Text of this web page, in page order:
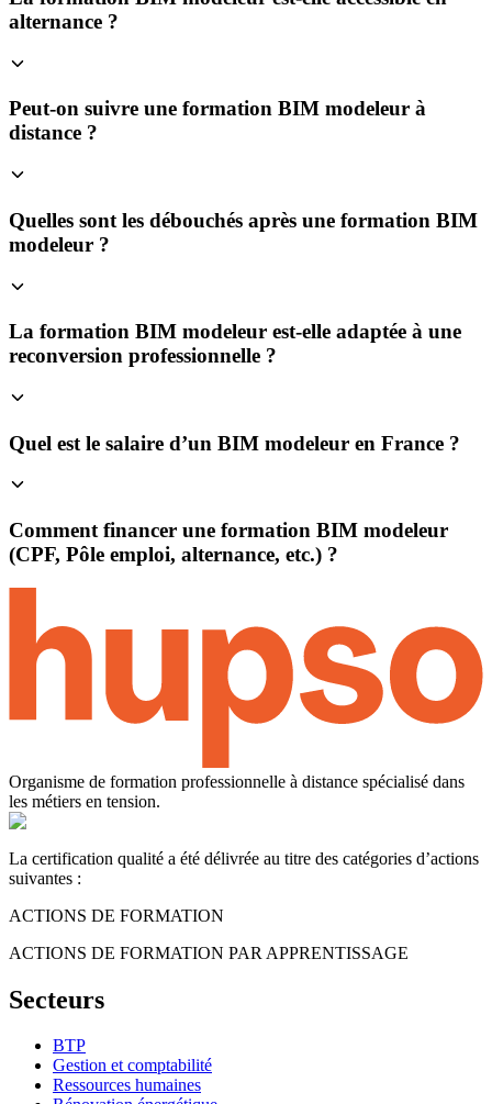
alternance ?
Peut-on suivre une formation BIM modeleur à
distance ?
Quelles sont les débouchés après une formation BIM
modeleur ?
La formation BIM modeleur est-elle adaptée à une
reconversion professionnelle ?
Quel est le salaire d’un BIM modeleur en France ?
Comment financer une formation BIM modeleur
(CPF, Pôle emploi, alternance, etc.) ?
Organisme de formation professionnelle à distance spécialisé dans
les métiers en tension.
La certification qualité a été délivrée au titre des catégories d’actions
suivantes :
ACTIONS DE FORMATION
ACTIONS DE FORMATION PAR APPRENTISSAGE
Secteurs
BTP
Gestion et comptabilité
Ressources humaines